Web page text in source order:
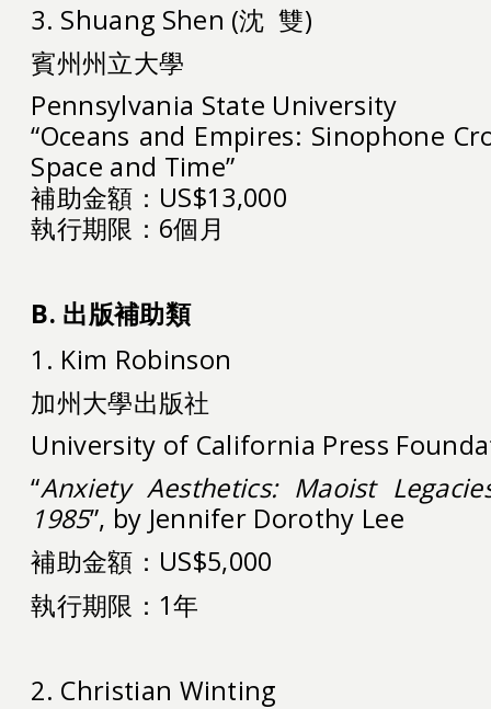
3. Shuang Shen (沈 雙)
賓州州立大學
Pennsylvania State University
“Oceans and Empires: Sinophone
Space and Time”
補助金額：US$13,000
執行期限：6個月
B. 出版補助類
1. Kim Robinson
加州大學出版社
University of California Press
“Anxiety Aesthetics: Maoist
1985”, by Jennifer Dorothy Lee
補助金額：US$5,000
執行期限：1年
2. Christian Winting